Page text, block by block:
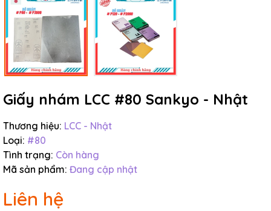
Giấy nhám LCC #80 Sankyo - Nhật
Thương hiệu: LCC - Nhật
Loại: #80
Tình trạng: Còn hàng
Mã sản phẩm: Đang cập nhật
Liên hệ
Mã giảm giá:
Ngày hết hạn:
Điều kiện: